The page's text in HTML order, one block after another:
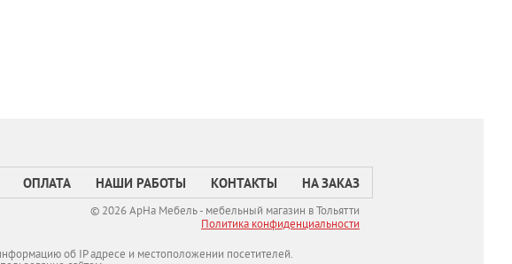
ОПЛАТА НАШИ РАБОТЫ КОНТАКТЫ НА ЗАКАЗ
© 2026 АрНа Мебель - мебельный магазин в Тольятти
Политикa конфиденциальности
об IP адресе и местоположении посетителей.